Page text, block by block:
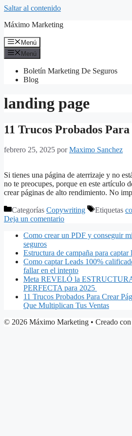
Saltar al contenido
Máximo Marketing
Menú
Menú
Boletín Marketing De Seguros
Blog
landing page
11 Trucos Probados
febrero 25, 2025 porMaximo Sanchez
Si tienes una página de aterrizaje y no
no te preocupes, porque en este artículo
crear páginas de alto rendimiento. No
Categorías Copywriting Etiquetas
Deja un comentario
Como crear un PDF y conseguir
seguros
Estructura de campaña para captar
Como captar Leads 100%
fallar en el intento
Meta REVELÓ la
PERFECTA para 2025
11 Trucos Probados Para Crear
Que Multiplican Tus Ventas
© 2026 Máximo Marketing • Creado con